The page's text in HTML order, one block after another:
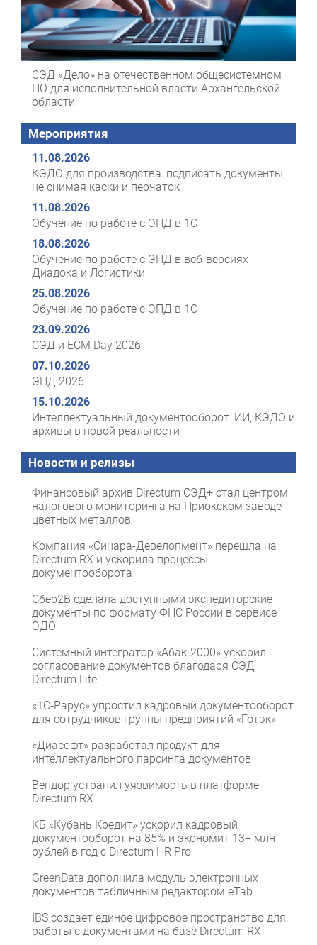
СЭД «Дело» на отечественном общесистемном
ПО для исполнительной власти Архангельской
области
Мероприятия
11.08.2026
КЭДО для производства: подписать документы,
не снимая каски и перчаток
11.08.2026
Обучение по работе с ЭПД в 1С
18.08.2026
Обучение по работе с ЭПД в веб-версиях
Диадока и Логистики
25.08.2026
Обучение по работе с ЭПД в 1С
23.09.2026
СЭД и ECM Day 2026
07.10.2026
ЭПД 2026
15.10.2026
Интеллектуальный документооборот: ИИ, КЭДО и
архивы в новой реальности
Новости и релизы
Финансовый архив Directum СЭД+ стал центром
налогового мониторинга на Приокском заводе
цветных металлов
Компания «Синара-Девелопмент» перешла на
Directum RX и ускорила процессы
документооборота
Сбер2B сделала доступными экспедиторские
документы по формату ФНС России в сервисе
ЭДО
Системный интегратор «Абак-2000» ускорил
согласование документов благодаря СЭД
Directum Lite
«1С‑Рарус» упростил кадровый документооборот
для сотрудников группы предприятий «Готэк»
«Диасофт» разработал продукт для
интеллектуального парсинга документов
Вендор устранил уязвимость в платформе
Directum RX
КБ «Кубань Кредит» ускорил кадровый
документооборот на 85% и экономит 13+ млн
рублей в год с Directum HR Pro
GreenData дополнила модуль электронных
документов табличным редактором eTab
IBS создает единое цифровое пространство для
работы с документами на базе Directum RX